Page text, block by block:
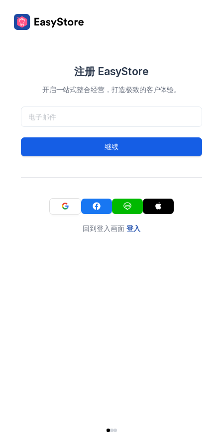
注册 EasyStore
开启一站式整合经营，打造极致的客户体验。
继续
回到登入画面 登入